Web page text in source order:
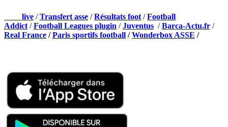
live /Transfert asse /Résultats foot /Football
Addict /Football Leagues plugin /Juventus /Barca-Actu.fr /
Real France /Paris sportifs football /Wonderbox ASSE /